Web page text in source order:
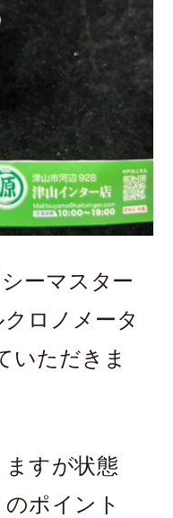
シーマスター
ロノメータ
いただきま
すが状態
ポイント